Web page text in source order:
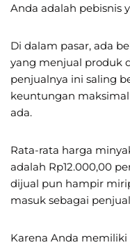
Anda adalah pebisnis
Di dalam pasar, ada
yang menjual produk
penjualnya ini saling
keuntungan
ada.
Rata-rata harga
adalah Rp12.000,00
dijual pun hampir
masuk sebagai
Karena Anda